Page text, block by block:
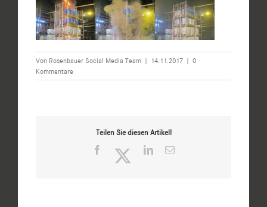
Von Rosenbauer Social Media Team | 14.11.2017 | 0
Kommentare
Teilen Sie diesen Artikel!
Facebook TwitterLinkedIn
E-